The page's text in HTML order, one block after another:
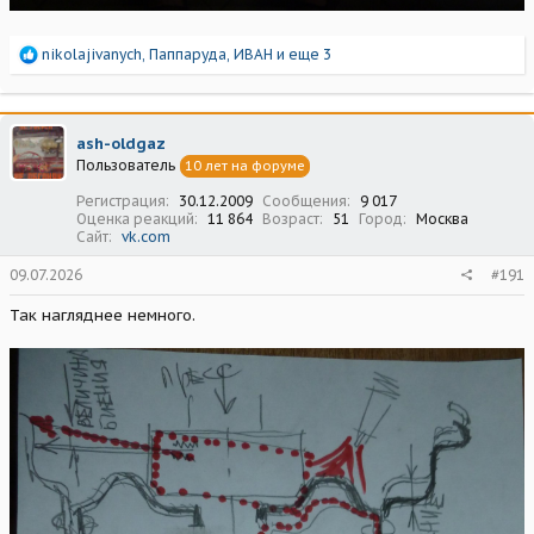
Р
а
к
ц
и
и
nikolajivanych Паппаруда ИВАН и еще 3
ash-oldgaz
Пользователь 10 лет на форуме
Регистрация 30.12.2009 Сообщения
9 017
Оценка реакций
11 864 Возраст 51 Город
Москва
Сайт
vk.com
09.07.2026 #191
Так нагляднее немного.